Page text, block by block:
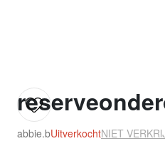
abbie.bUitverkochtNIET